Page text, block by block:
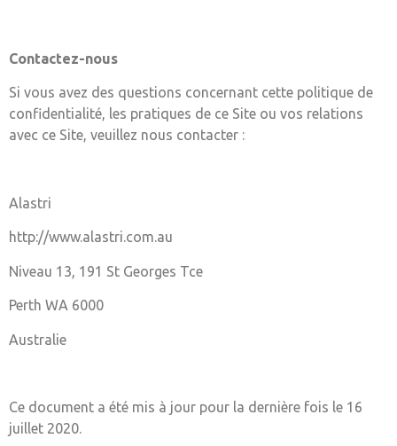
Contactez-nous
Si vous avez des questions concernant cette politique de
confidentialité, les pratiques de ce Site ou vos relations
avec ce Site, veuillez nous contacter :
Alastri
http://www.alastri.com.au
Niveau 13, 191 St Georges Tce
Perth WA 6000
Australie
Ce document a été mis à jour pour la dernière fois le 16
juillet 2020.